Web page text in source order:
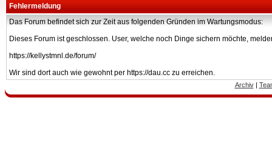
Fehlermeldung
Das Forum befindet sich zur Zeit aus folgenden Gründen im Wartungsmodus:
Dieses Forum ist geschlossen. User, welche noch Dinge sichern möchte,
https://kellystmnl.de/forum/
Wir sind dort auch wie gewohnt per https://dau.cc zu erreichen.
Archiv|